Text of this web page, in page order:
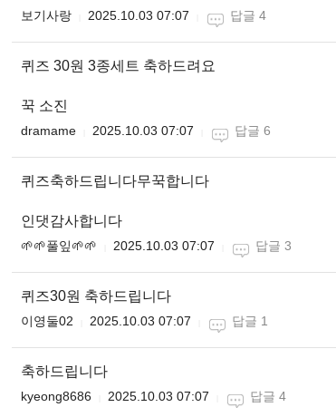
보기사랑 2025.10.03 07:07 답글 4
퀴즈 30원 3종세트 축하드려요
꾹 소진
dramame 2025.10.03 07:07 답글 6
퀴즈축하드립니다무꾹합니다
인댓감사합니다
🌱🌱풀잎🌱🌱 2025.10.03 07:07 답글 3
퀴즈30원 축하드립니다
이영둘02 2025.10.03 07:07 답글 1
축하드립니다
kyeong8686 2025.10.03 07:07 답글 4